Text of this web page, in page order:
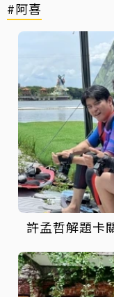
#阿喜
許孟哲解題卡